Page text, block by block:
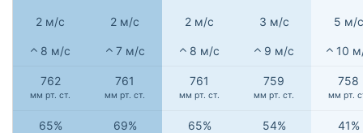
2 м/с 2 м/с 2 м/с 3 м/с 5 м/с
8 м/с 7 м/с 8 м/с 9 м/с 10
762
мм рт. ст.
761
мм рт. ст.
761
мм рт. ст.
759
мм рт. ст.
758
мм рт.
65% 69% 65% 54% 41%